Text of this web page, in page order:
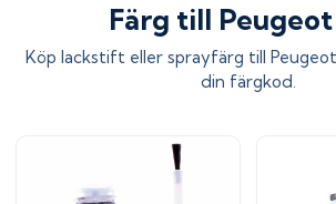
Färg till
Köp lackstift eller sprayfärg till
din färgkod.